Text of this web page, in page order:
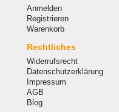
Anmelden
Registrieren
Warenkorb
Rechtliches
Widerrufsrecht
Datenschutzerklärung
Impressum
AGB
Blog